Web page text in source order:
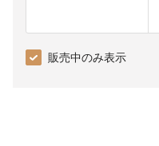
販売中のみ表示